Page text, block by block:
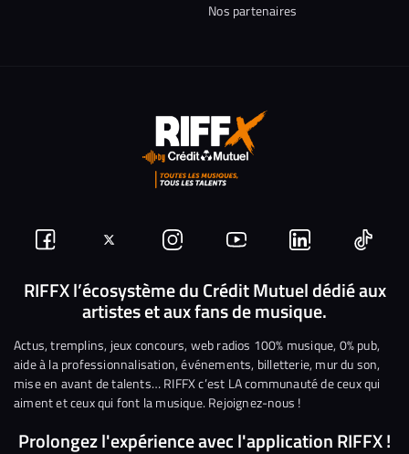
Nos partenaires
Suivez-
nous
Facebook
Suivez-
nous
sur
Twitter
Nous
rejoindre
sur
Instagram
Nous
rejoindre
sur
YouTube
Nous
rejoindre
sur
Linkedin
Nous
RIFFX l’écosystème du Crédit Mutuel dédié aux
artistes et aux fans de musique.
Actus, tremplins, jeux concours, web radios 100% musique, 0% pub,
aide à la professionnalisation, événements, billetterie, mur du son,
mise en avant de talents… RIFFX c’est LA communauté de ceux qui
aiment et ceux qui font la musique. Rejoignez-nous !
Prolongez l'expérience avec l'application RIFFX !